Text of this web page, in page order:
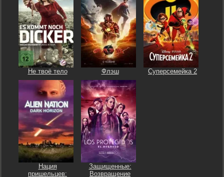
Не твоё тело Флэш Суперсемейка 2
Нация
пришельцев:
Защищенные:
Возвращение